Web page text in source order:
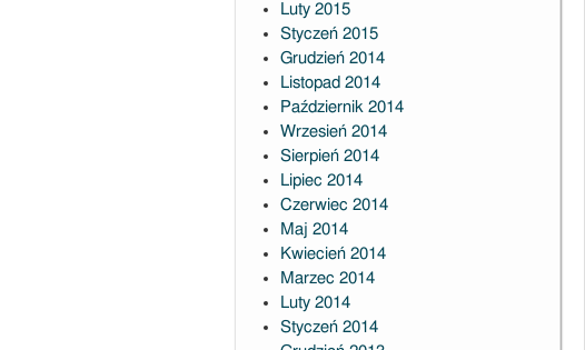
Luty 2015
Styczeń 2015
Grudzień 2014
Listopad 2014
Październik 2014
Wrzesień 2014
Sierpień 2014
Lipiec 2014
Czerwiec 2014
Maj 2014
Kwiecień 2014
Marzec 2014
Luty 2014
Styczeń 2014